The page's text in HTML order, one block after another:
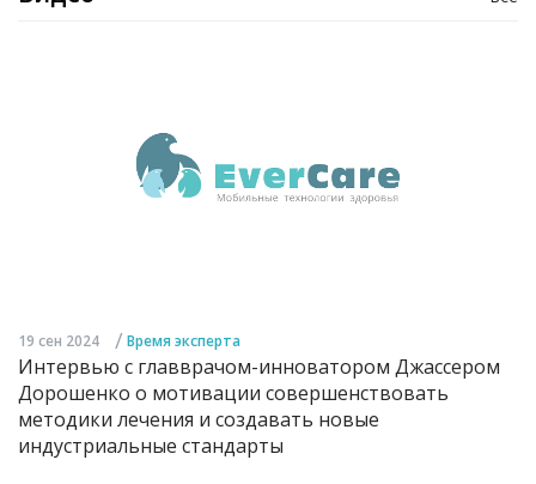
19 сен 2024 / Время эксперта
Интервью с главврачом-инноватором Джассером
Дорошенко о мотивации совершенствовать
методики лечения и создавать новые
индустриальные стандарты